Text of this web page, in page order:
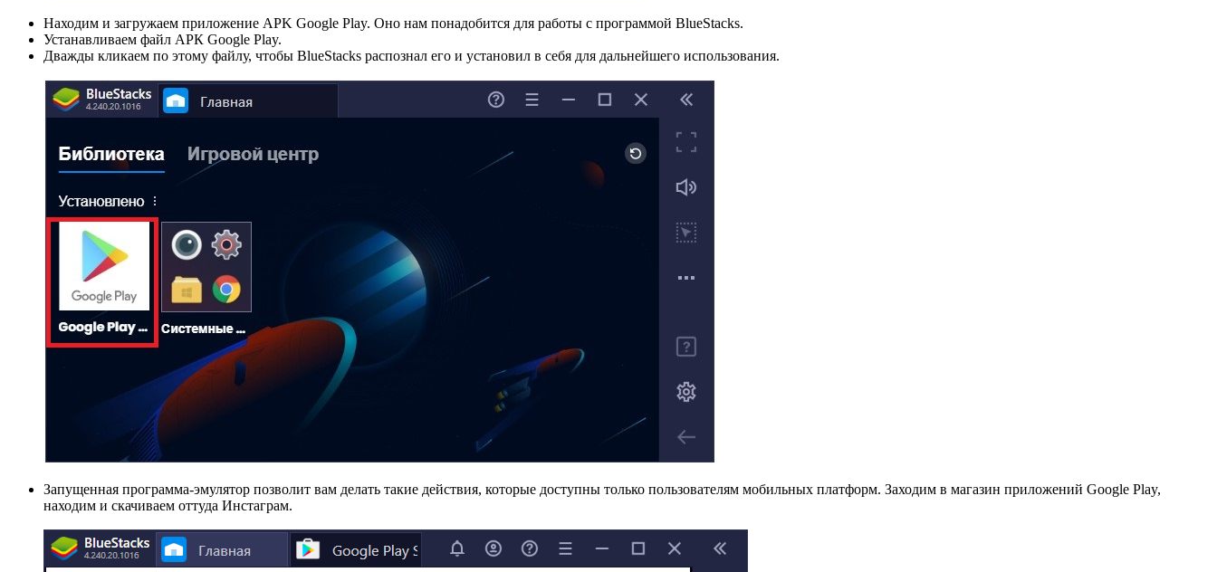
Находим и загружаем приложение APK Google Play. Оно нам понадобится для работы с программой BlueStacks.
Устанавливаем файл АРК Google Play.
Дважды кликаем по этому файлу, чтобы BlueStacks распознал его и установил в себя для дальнейшего использования.
Запущенная программа-эмулятор позволит вам делать такие действия, которые доступны только пользователям мобильных платформ. Заходим в магазин приложений Google Play,
находим и скачиваем оттуда Инстаграм.